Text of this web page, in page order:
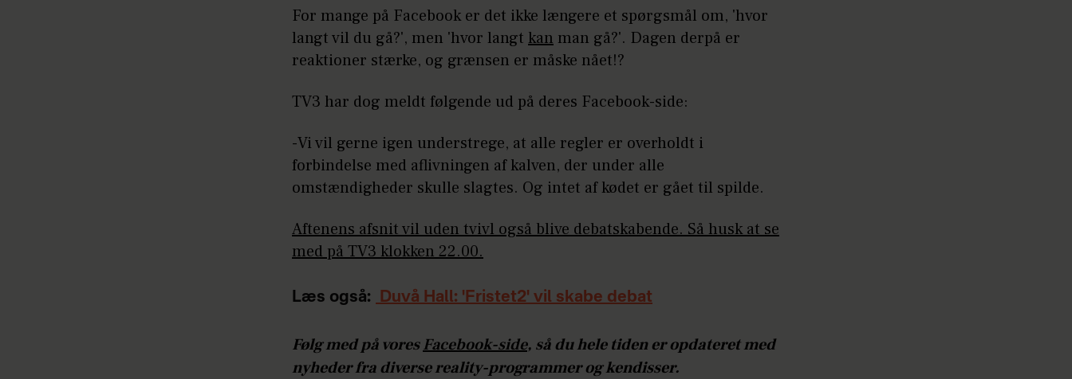
For mange på Facebook er det ikke længere et spørgsmål om, 'hvor
langt vil du gå?', men 'hvor langt kan man gå?'. Dagen derpå er
reaktioner stærke, og grænsen er måske nået!?
TV3 har dog meldt følgende ud på deres Facebook-side:
-Vi vil gerne igen understrege, at alle regler er overholdt i
forbindelse med aflivningen af kalven, der under alle
omstændigheder skulle slagtes. Og intet af kødet er gået til spilde.
Aftenens afsnit vil uden tvivl også blive debatskabende. Så husk at se
med på TV3 klokken 22.00.
Læs også: Duvå Hall: 'Fristet2' vil skabe debat
Følg med på voresFacebook-side, så du hele tiden er opdateret med
nyheder fra diverse reality-programmer og kendisser.